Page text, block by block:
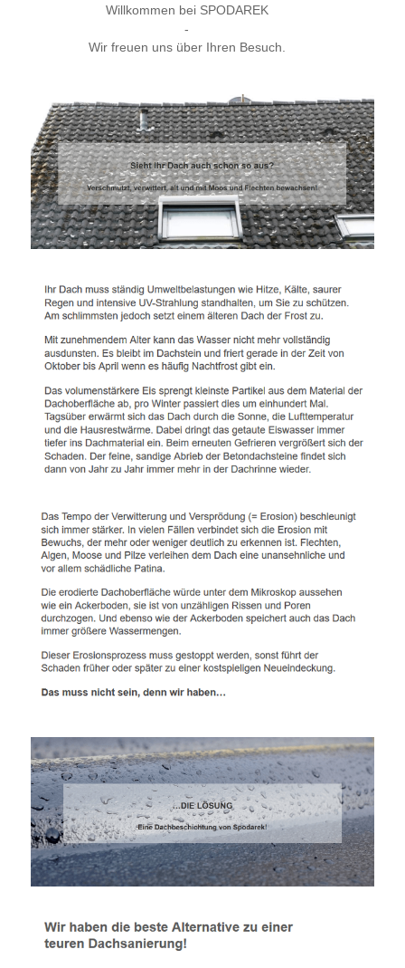
Willkommen bei SPODAREK
-
Wir freuen uns über Ihren Besuch.